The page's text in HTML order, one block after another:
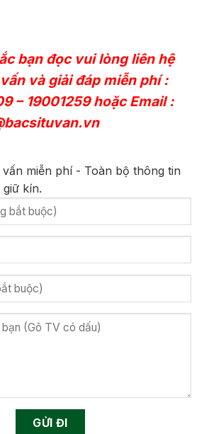
bạn đọc vui lòng liên hệ
và giải đáp miễn phí :
– 19001259hoặc Email :
miễn phí - Toàn bộ thông tin
giữ kín.